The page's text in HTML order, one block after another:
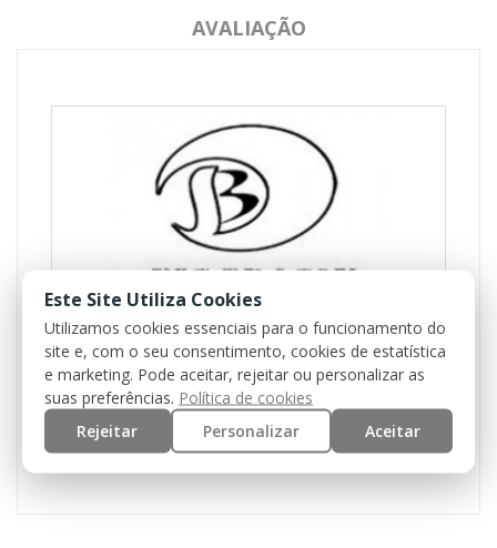
AVALIAÇÃO
Referência BD9021C
2 Itens
Condição Novo
Este Site Utiliza Cookies
Utilizamos cookies essenciais para o funcionamento do
site e, com o seu consentimento, cookies de estatística
e marketing. Pode aceitar, rejeitar ou personalizar as
suas preferências. Política de cookies
Rejeitar
Personalizar Aceitar